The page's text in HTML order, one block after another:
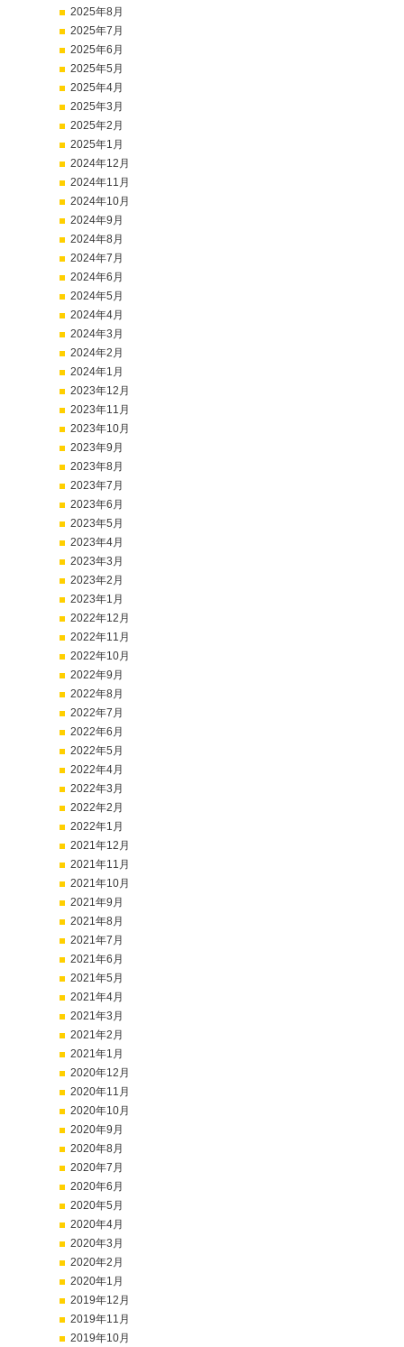
2025年8月
2025年7月
2025年6月
2025年5月
2025年4月
2025年3月
2025年2月
2025年1月
2024年12月
2024年11月
2024年10月
2024年9月
2024年8月
2024年7月
2024年6月
2024年5月
2024年4月
2024年3月
2024年2月
2024年1月
2023年12月
2023年11月
2023年10月
2023年9月
2023年8月
2023年7月
2023年6月
2023年5月
2023年4月
2023年3月
2023年2月
2023年1月
2022年12月
2022年11月
2022年10月
2022年9月
2022年8月
2022年7月
2022年6月
2022年5月
2022年4月
2022年3月
2022年2月
2022年1月
2021年12月
2021年11月
2021年10月
2021年9月
2021年8月
2021年7月
2021年6月
2021年5月
2021年4月
2021年3月
2021年2月
2021年1月
2020年12月
2020年11月
2020年10月
2020年9月
2020年8月
2020年7月
2020年6月
2020年5月
2020年4月
2020年3月
2020年2月
2020年1月
2019年12月
2019年11月
2019年10月